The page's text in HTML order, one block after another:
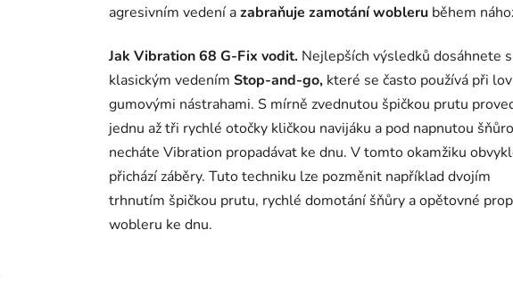
agresivním vedení azabraňuje zamotání wobleru během
Jak Vibration 68 G-Fix vodit. Nejlepších výsledků dosáhnete s
klasickým vedením Stop-and-go, které se často používá při
gumovými nástrahami. S mírně zvednutou špičkou prutu
jednu až tři rychlé otočky kličkou navijáku a pod napnutou
necháte Vibration propadávat ke dnu. V tomto okamžiku
přichází záběry. Tuto techniku lze pozměnit například dvojím
trhnutím špičkou prutu, rychlé domotání šňůry a opětovné
wobleru ke dnu.